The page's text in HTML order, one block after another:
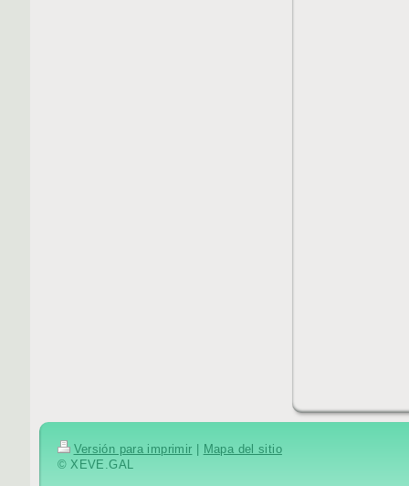
Versión para imprimir
Mapa del sitio
© XEVE.GAL